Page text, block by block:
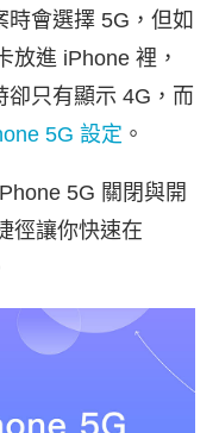
會選擇 5G，但如
放進 iPhone 裡，
卻只有顯示 4G，而
5G 設定 。
5G 關閉與開
徑讓你快速在